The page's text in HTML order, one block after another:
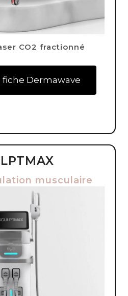
CO2 fractionné
fiche Dermawave
musculaire